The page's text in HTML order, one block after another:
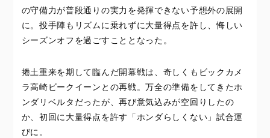
の守備力が普段通りの実力を発揮できない予想外の展開
に。投手陣もリズムに乗れずに大量得点を許し、悔しい
シーズンオフを過ごすこととなった。
捲土重来を期して臨んだ開幕戦は、奇しくもビックカメ
ラ高崎ビークイーンとの再戦。万全の準備をしてきたホ
ンダリベルタだったが、再び意気込みが空回りしたの
か、初回に大量得点を許す「ホンダらしくない」試合運
びに。